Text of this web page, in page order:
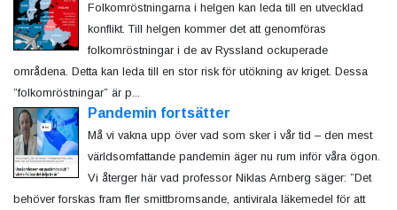
Folkomröstningarna i helgen kan leda till en utvecklad
konflikt. Till helgen kommer det att genomföras
folkomröstningar i de av Ryssland ockuperade
områdena. Detta kan leda till en stor risk för utökning av kriget. Dessa
”folkomröstningar” är p...
Pandemin fortsätter
Må vi vakna upp över vad som sker i vår tid – den mest
världsomfattande pandemin äger nu rum inför våra ögon.
Vi återger här vad professor Niklas Arnberg säger: ”Det
behöver forskas fram fler smittbromsande, antivirala läkemedel för att